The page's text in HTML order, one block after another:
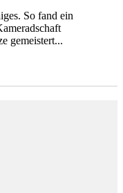
So fand ein
gemeistert...